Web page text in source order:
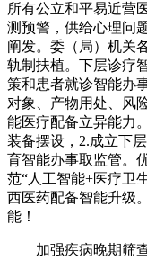
所有公立和平易近营
测预警，供给心理问
阐发。委（局）机关
轨制扶植。下层诊疗
策和患者就诊智能办
对象、产物用处、风
能医疗配备立异能力
装备摆设，2.成立下
育智能办事取监管。
范“人工智能+医疗卫
西医药配备智能升级
能！
加强疾病晚期筛查